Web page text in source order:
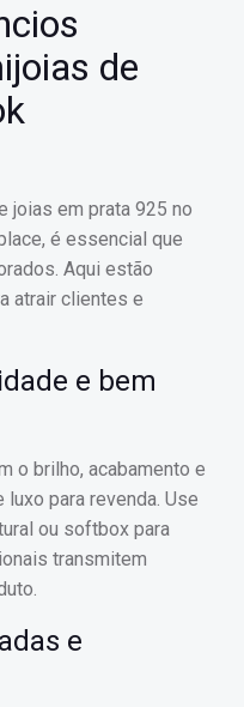
de
joias em prata 925 no
é essencial que
Aqui estão
atrair clientes e
e bem
o brilho, acabamento e
para revenda. Use
ou softbox para
transmitem
e